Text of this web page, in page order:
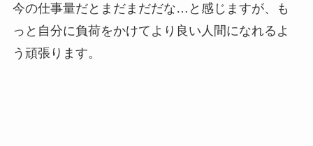
今の仕事量だとまだまだだな…と感じますが、も
っと自分に負荷をかけてより良い人間になれるよ
う頑張ります。